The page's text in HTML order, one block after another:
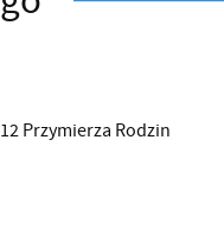
Przymierza Rodzin